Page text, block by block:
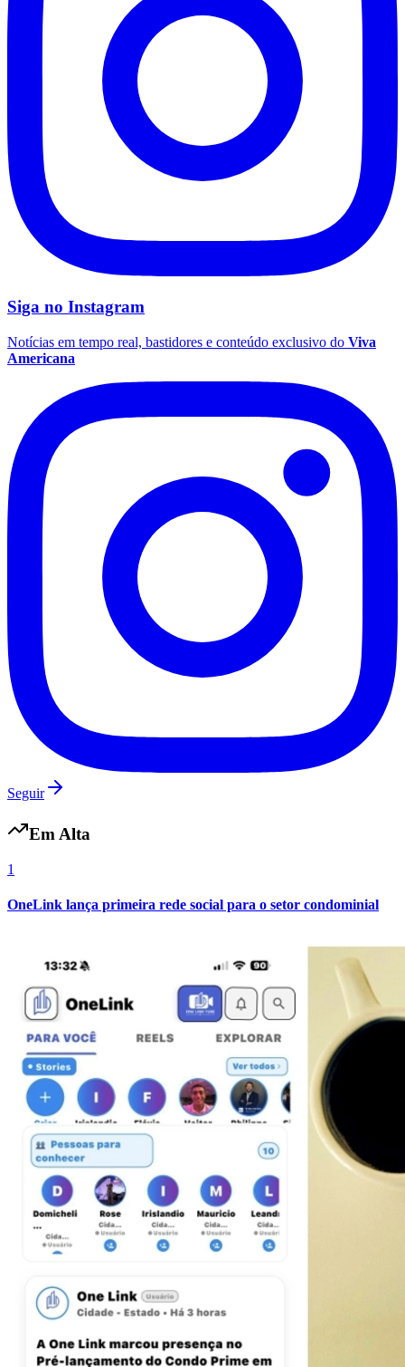
Fluminense
Vasco
Botafogo
Siga no Instagram
Notícias em tempo real, bastidores e conteúdo exclusivo do Viva
Americana
Seguir
Em Alta
1
OneLink lança primeira rede social para o setor condominial